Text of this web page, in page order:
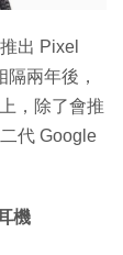
出 Pixel
兩年後，
，除了會推
代 Google
機